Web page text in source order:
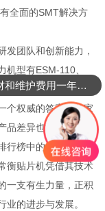
全面的SMT解决方
团队和创新能力，
型有ESM-110、
权威的答案。各家
差异也没有完全拉
行榜中的位置，我们
衡贴片机凭借其技术
一支有生力量，正积
的进步与发展。
耗材和维护费用一年需要多少？